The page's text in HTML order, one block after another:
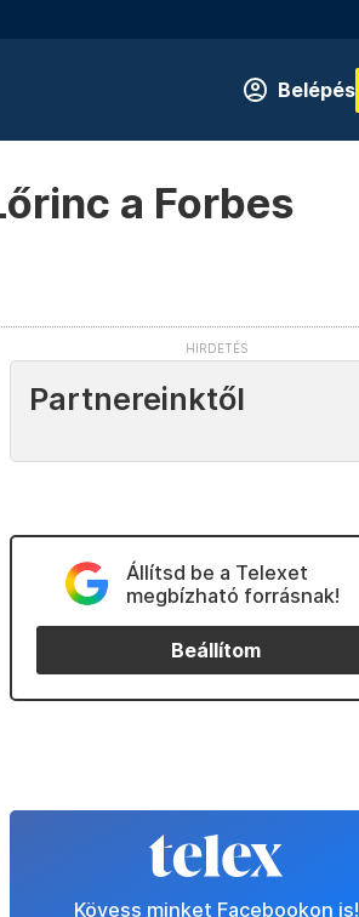
Belépés
a Forbes
Partnereinktől
Állítsd be a Telexet
megbízható forrásnak!
Beállítom
Kövess minket Facebookon is!